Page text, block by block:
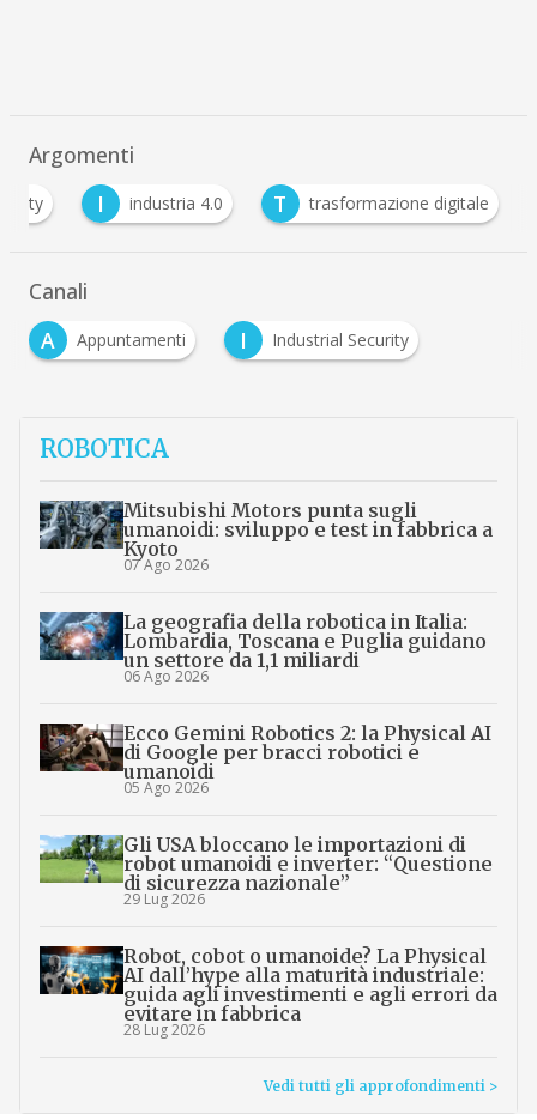
Argomenti
I industria 4.0 T trasformazione digitale
Canali
A
Appuntamenti I Industrial Security
ROBOTICA
Mitsubishi Motors punta sugli
umanoidi: sviluppo e test in fabbrica a
Kyoto
07 Ago 2026
La geografia della robotica in Italia:
Lombardia, Toscana e Puglia guidano
un settore da 1,1 miliardi
06 Ago 2026
Ecco Gemini Robotics 2: la Physical AI
di Google per bracci robotici e
umanoidi
05 Ago 2026
Gli USA bloccano le importazioni di
robot umanoidi e inverter: “Questione
di sicurezza nazionale”
29 Lug 2026
Robot, cobot o umanoide? La Physical
AI dall’hype alla maturità industriale:
guida agli investimenti e agli errori da
evitare in fabbrica
28 Lug 2026
Vedi tutti gli approfondimenti >